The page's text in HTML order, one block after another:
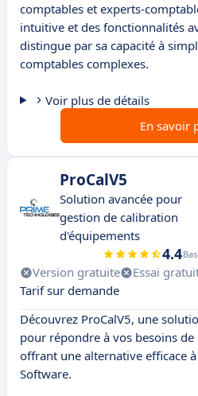
comptables et experts-
intuitive et des fonctionnalités
distingue par sa capacité à
comptables complexes.
Voir plus de détails
En savoir
ProCalV5
Solution avancée pour
gestion de calibration
d'équipements
4.4
Version gratuite Essai
Tarif sur demande
Découvrez ProCalV5, une
pour répondre à vos besoins
offrant une alternative efficace
Software.